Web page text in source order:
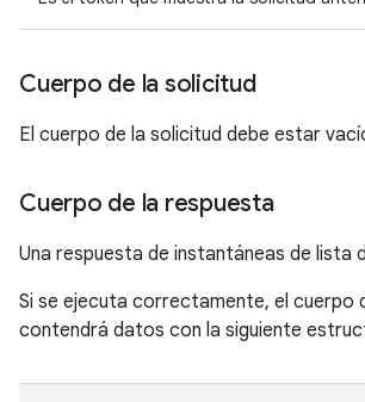
Cuerpo de la solicitud
El cuerpo de la solicitud debe estar
Cuerpo de la respuesta
Una respuesta de instantáneas de lista
Si se ejecuta correctamente, el cuerpo
contendrá datos con la siguiente